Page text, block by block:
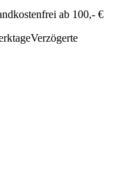
ab 100,- €
Verzögerte